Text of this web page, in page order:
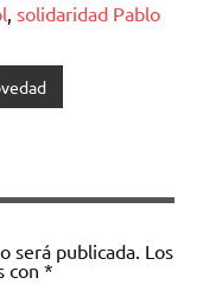
, solidaridad Pablo
será publicada. Los
con *